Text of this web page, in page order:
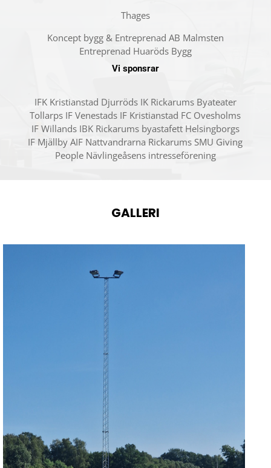
Thages
Koncept bygg & Entreprenad AB Malmsten
Entreprenad Huaröds Bygg
Vi sponsrar
IFK Kristianstad Djurröds IK Rickarums Byateater
Tollarps IF Venestads IF Kristianstad FC Ovesholms
IF Willands IBK Rickarums byastafett Helsingborgs
IF Mjällby AIF Nattvandrarna Rickarums SMU Giving
People Nävlingeåsens intresseförening
GALLERI